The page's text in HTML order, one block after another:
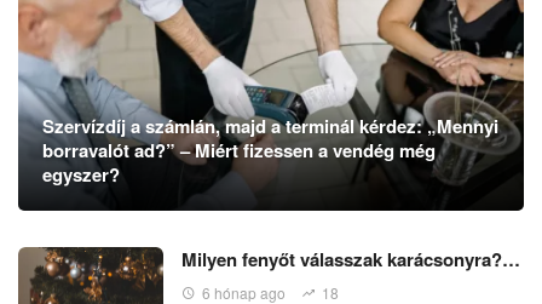
Szervízdíj a számlán, majd a terminál kérdez: „Mennyi
borravalót ad?” – Miért fizessen a vendég még
egyszer?
Milyen fenyőt válasszak karácsonyra?…
6 hónap ago 18